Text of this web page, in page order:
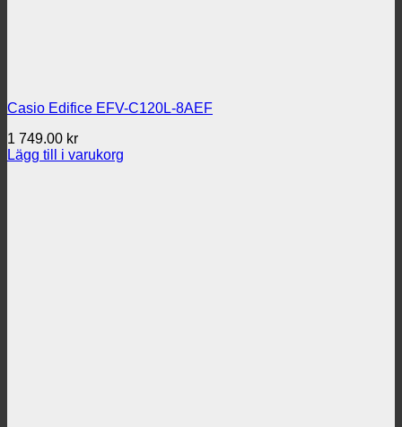
Casio Edifice EFV-C120L-8AEF
1 749.00 kr
Lägg till i varukorg